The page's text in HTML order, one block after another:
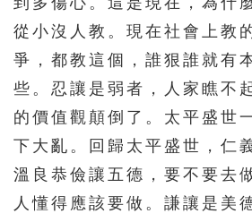
從小沒人教。現在社會上教
爭，都教這個，誰狠誰就有
些。忍讓是弱者，人家瞧不
的價值觀顛倒了。太平盛世
下大亂。回歸太平盛世，仁
溫良恭儉讓五德，要不要去
人懂得應該要做。謙讓是美